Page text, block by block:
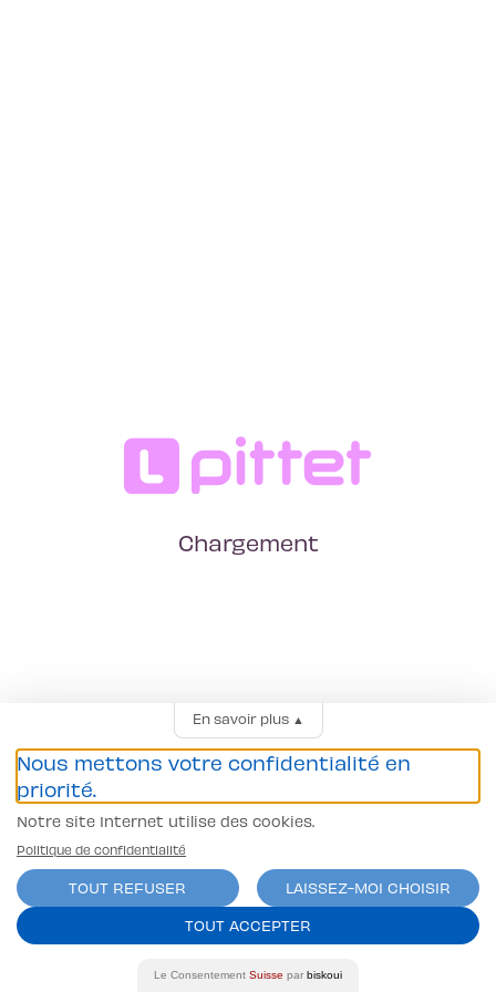
Chargement
En savoir plus▲
Nous mettons votre confidentialité en
priorité.
Notre site Internet utilise des cookies.
Politique de confidentialité
TOUT REFUSER
LAISSEZ-MOI CHOISIR
TOUT ACCEPTER
Le Consentement Suisse par biskoui